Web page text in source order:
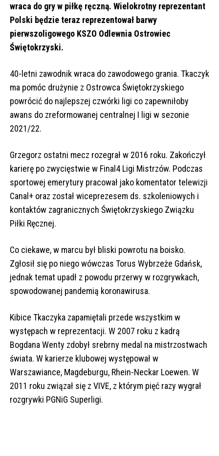
wraca do gry w piłkę ręczną. Wielokrotny reprezentant
Polski będzie teraz reprezentował barwy
pierwszoligowego KSZO Odlewnia Ostrowiec
Świętokrzyski.
40-letni zawodnik wraca do zawodowego grania. Tkaczyk
ma pomóc drużynie z Ostrowca Świętokrzyskiego
powrócić do najlepszej czwórki ligi co zapewniłoby
awans do zreformowanej centralnej I ligi w sezonie
2021/22.
Grzegorz ostatni mecz rozegrał w 2016 roku. Zakończył
karierę po zwycięstwie w Final4 Ligi Mistrzów. Podczas
sportowej emerytury pracował jako komentator telewizji
Canal+ oraz został wiceprezesem ds. szkoleniowych i
kontaktów zagranicznych Świętokrzyskiego Związku
Piłki Ręcznej.
Co ciekawe, w marcu był bliski powrotu na boisko.
Zgłosił się po niego wówczas Torus Wybrzeże Gdańsk,
jednak temat upadł z powodu przerwy w rozgrywkach,
spowodowanej pandemią koronawirusa.
Kibice Tkaczyka zapamiętali przede wszystkim w
występach w reprezentacji. W 2007 roku z kadrą
Bogdana Wenty zdobył srebrny medal na mistrzostwach
świata. W karierze klubowej występował w
Warszawiance, Magdeburgu, Rhein-Neckar Loewen. W
2011 roku związał się z VIVE, z którym pięć razy wygrał
rozgrywki PGNiG Superligi.